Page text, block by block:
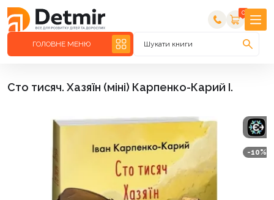
0
ГОЛОВНЕ МЕНЮ Шукати книги
Сто тисяч. Хазяїн (міні) Карпенко-Карий І.
-10%